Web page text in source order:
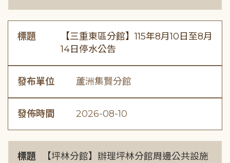
標題
【三重東區分館】115年8月10日至8月
14日停水公告
發布單位 蘆洲集賢分館
發佈時間 2026-08-10
標題
【坪林分館】辦理坪林分館周邊公共設施